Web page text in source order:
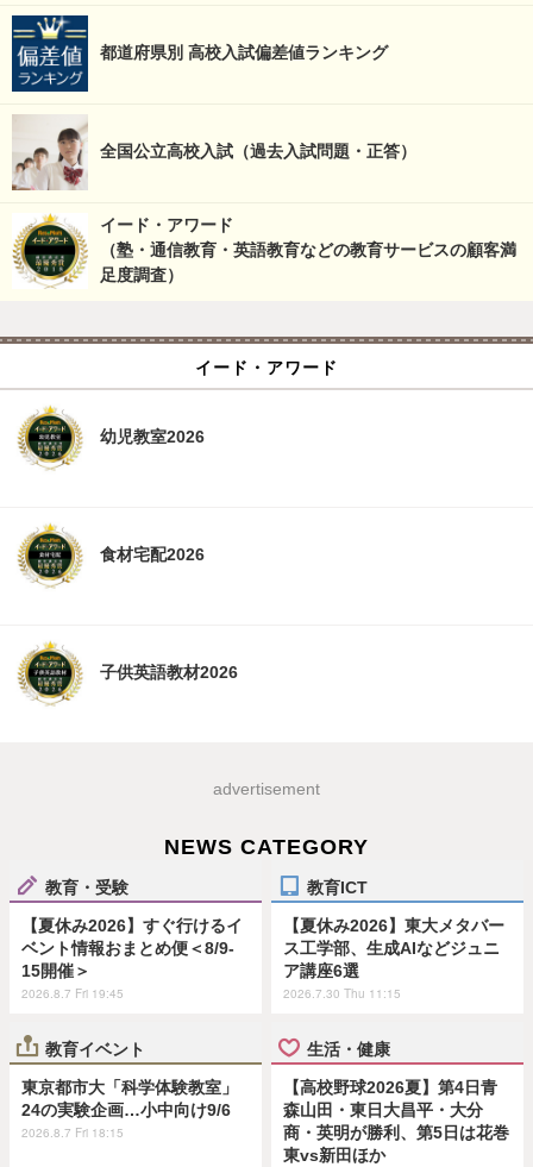
都道府県別 高校入試偏差値ランキング
全国公立高校入試（過去入試問題・正答）
イード・アワード
（塾・通信教育・英語教育などの教育サービスの顧客満
足度調査）
イード・アワード
幼児教室2026
食材宅配2026
子供英語教材2026
advertisement
NEWS CATEGORY
教育・受験
【夏休み2026】すぐ行けるイ
ベント情報おまとめ便＜8/9-
15開催＞
2026.8.7 Fri 19:45
教育ICT
【夏休み2026】東大メタバー
ス工学部、生成AIなどジュニ
ア講座6選
2026.7.30 Thu 11:15
教育イベント
東京都市大「科学体験教室」
24の実験企画…小中向け9/6
2026.8.7 Fri 18:15
生活・健康
【高校野球2026夏】第4日青
森山田・東日大昌平・大分
商・英明が勝利、第5日は花巻
東vs新田ほか